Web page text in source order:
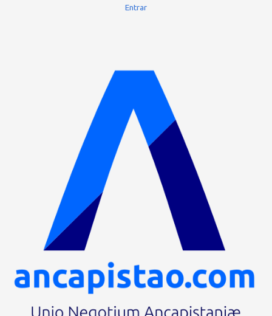
Entrar